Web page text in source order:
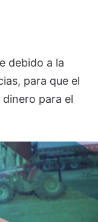
debido a la
para que el
para el